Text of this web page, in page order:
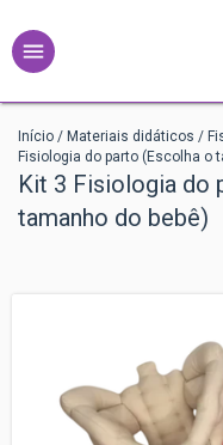
Início / Materiais didáticos /
Fisiologia do parto (Escolha o
Kit 3 Fisiologia do
tamanho do bebê)